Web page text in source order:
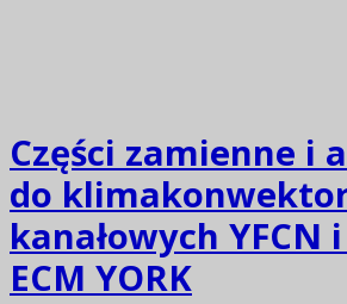
Części zamienne i
do
kanałowych YFCN
ECM YORK